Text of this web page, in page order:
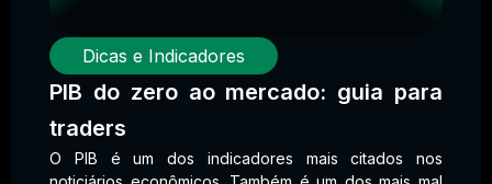
Dicas e Indicadores
PIB do zero ao mercado: guia para
traders
O PIB é um dos indicadores mais citados nos